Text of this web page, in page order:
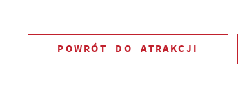
POWRÓT DO ATRAKCJI